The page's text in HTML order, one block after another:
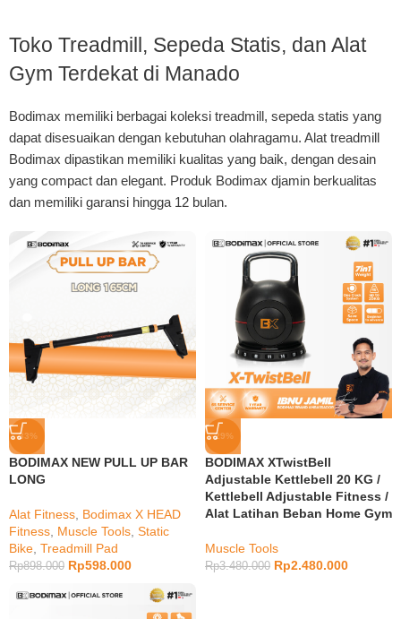
Toko Treadmill, Sepeda Statis, dan Alat
Gym Terdekat di Manado
Bodimax memiliki berbagai koleksi treadmill, sepeda statis yang
dapat disesuaikan dengan kebutuhan olahragamu. Alat treadmill
Bodimax dipastikan memiliki kualitas yang baik, dengan desain
yang compact dan elegant. Produk Bodimax djamin berkualitas
dan memiliki garansi hingga 12 bulan.
-33%
BODIMAX NEW PULL UP BAR
LONG
Alat Fitness Bodimax X HEAD
Fitness Muscle Tools Static
Bike Treadmill Pad
Rp898.000 Rp598.000
-29%
BODIMAX XTwistBell
Adjustable Kettlebell 20 KG /
Kettlebell Adjustable Fitness /
Alat Latihan Beban Home Gym
Muscle Tools
Rp3.480.000 Rp2.480.000